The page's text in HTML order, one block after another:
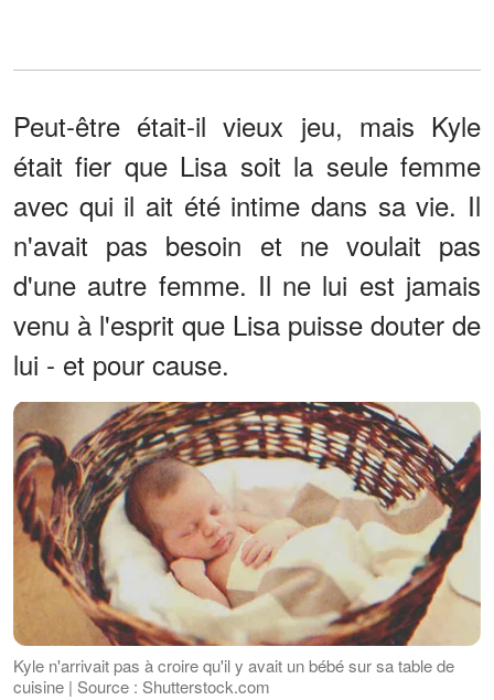
Peut-être était-il vieux jeu, mais Kyle
était fier que Lisa soit la seule femme
avec qui il ait été intime dans sa vie. Il
n'avait pas besoin et ne voulait pas
d'une autre femme. Il ne lui est jamais
venu à l'esprit que Lisa puisse douter de
lui - et pour cause.
Kyle n'arrivait pas à croire qu'il y avait un bébé sur sa table de
cuisine | Source : Shutterstock.com